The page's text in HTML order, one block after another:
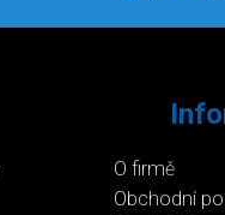
O firmě
Obchodní